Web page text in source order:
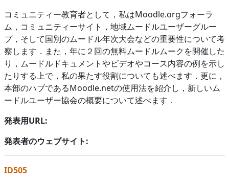
コミュニティー教育者として，私はMoodle.orgフォーラ
ム，コミュニティーサイト，地域ムードルユーザーグルー
プ，そして国別のムードル年次大会などの重要性について考
察します．また，年に２回の無料ムードルムークを開催した
り，ムードルドキュメントやビデオやコース内容の例を示し
たりする上で，私の果たす役割についても述べます．更に，
本部のハブであるMoodle.netの使用法を紹介し，新しいム
ードルユーザー協会の概要について述べます．
発表用URL:
発表者のウェブサイト:
ID505